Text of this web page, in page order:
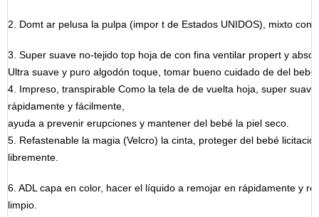
2. Domt ar pelusa la pulpa (impor t de Estados UNIDOS), mixto con
3. Super suave no-tejido top hoja de con fina ventilar propert y
Ultra suave y puro algodón toque, tomar bueno cuidado de del bebé
4. Impreso, transpirable Como la tela de de vuelta hoja, super suave
rápidamente y fácilmente,
ayuda a prevenir erupciones y mantener del bebé la piel seco.
5. Refastenable la magia (Velcro) la cinta, proteger del bebé
libremente.
6. ADL capa en color, hacer el líquido a remojar en rápidamente y
limpio.